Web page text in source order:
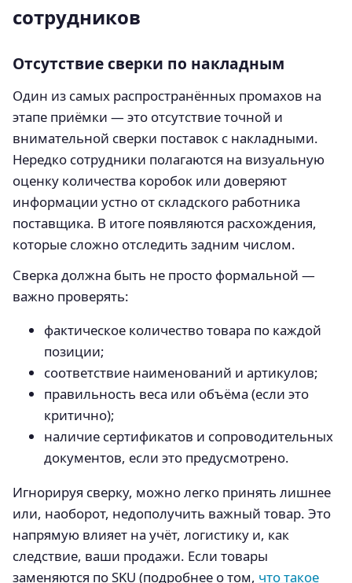
сотрудников
Отсутствие сверки по накладным
Один из самых распространённых промахов на
этапе приёмки — это отсутствие точной и
внимательной сверки поставок с накладными.
Нередко сотрудники полагаются на визуальную
оценку количества коробок или доверяют
информации устно от складского работника
поставщика. В итоге появляются расхождения,
которые сложно отследить задним числом.
Сверка должна быть не просто формальной —
важно проверять:
фактическое количество товара по каждой
позиции;
соответствие наименований и артикулов;
правильность веса или объёма (если это
критично);
наличие сертификатов и сопроводительных
документов, если это предусмотрено.
Игнорируя сверку, можно легко принять лишнее
или, наоборот, недополучить важный товар. Это
напрямую влияет на учёт, логистику и, как
следствие, ваши продажи. Если товары
заменяются по SKU (подробнее о том, что такое